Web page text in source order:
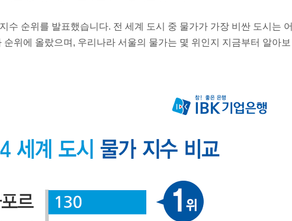
수 순위를 발표했습니다. 전 세계 도시 중 물가가 가장 비싼 도시는 어
순위에 올랐으며, 우리나라 서울의 물가는 몇 위인지 지금부터 알아보